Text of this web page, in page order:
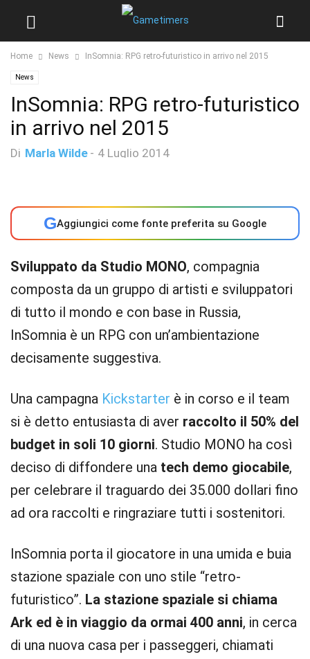
Home News InSomnia: RPG retro-futuristico in arrivo nel 2015
News
InSomnia: RPG retro-futuristico
in arrivo nel 2015
Di Marla Wilde - 4 Luglio 2014
GAggiungici come fonte preferita su Google
Sviluppato da Studio MONO, compagnia
composta da un gruppo di artisti e sviluppatori
di tutto il mondo e con base in Russia,
InSomnia è un RPG con un’ambientazione
decisamente suggestiva.
Una campagna Kickstarter è in corso e il team
si è detto entusiasta di aver raccolto il 50% del
budget in soli 10 giorni. Studio MONO ha così
deciso di diffondere una tech demo giocabile,
per celebrare il traguardo dei 35.000 dollari fino
ad ora raccolti e ringraziare tutti i sostenitori.
InSomnia porta il giocatore in una umida e buia
stazione spaziale con uno stile “retro-
futuristico”. La stazione spaziale si chiama
Ark ed è in viaggio da ormai 400 anni, in cerca
di una nuova casa per i passeggeri, chiamati